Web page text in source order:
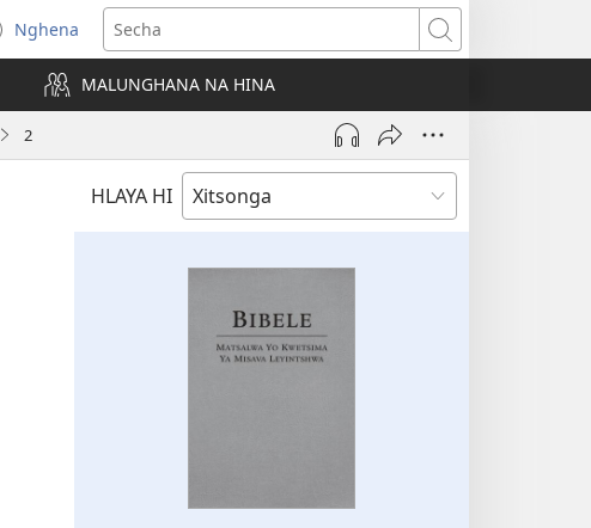
Nghena
(opens
new
window)
Secha
MALUNGHANA NA HINA
2
HLAYA HI